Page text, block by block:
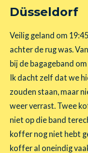
Düsseldorf
Veilig geland om
achter de rug was.
bij de bagageband
Ik dacht zelf dat we
zouden staan, maar
weer verrast. Twee
niet op die band
koffer nog niet hebt
koffer al oneindig